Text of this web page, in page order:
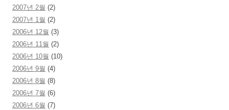
2007년 2월 (2)
2007년 1월 (2)
2006년 12월 (3)
2006년 11월 (2)
2006년 10월 (10)
2006년 9월 (4)
2006년 8월 (8)
2006년 7월 (6)
2006년 6월 (7)